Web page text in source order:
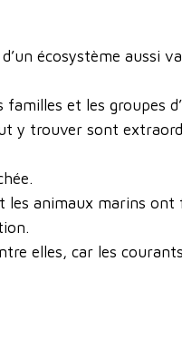
écosystème aussi
et les groupes
y trouver sont
les animaux marins ont
elles, car les